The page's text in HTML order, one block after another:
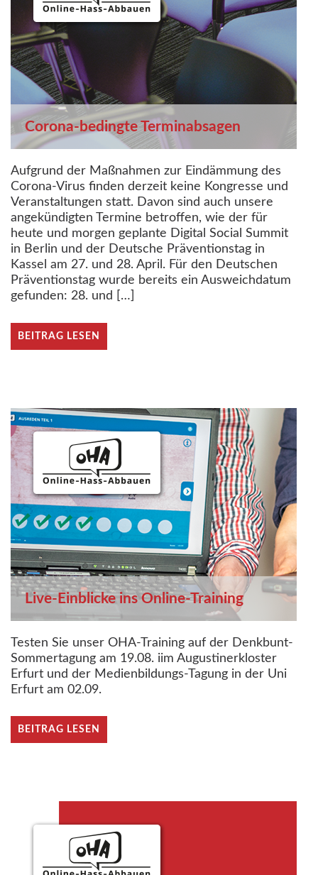
Corona-bedingte Terminabsagen
Aufgrund der Maßnahmen zur Eindämmung des
Corona-Virus finden derzeit keine Kongresse und
Veranstaltungen statt. Davon sind auch unsere
angekündigten Termine betroffen, wie der für
heute und morgen geplante Digital Social Summit
in Berlin und der Deutsche Präventionstag in
Kassel am 27. und 28. April. Für den Deutschen
Präventionstag wurde bereits ein Ausweichdatum
gefunden: 28. und […]
BEITRAG LESEN
Live-Einblicke ins Online-Training
Testen Sie unser OHA-Training auf der Denkbunt-
Sommertagung am 19.08. iim Augustinerkloster
Erfurt und der Medienbildungs-Tagung in der Uni
Erfurt am 02.09.
BEITRAG LESEN